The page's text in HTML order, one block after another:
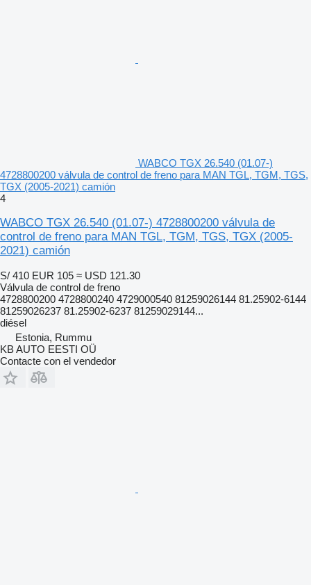
WABCO TGX 26.540 (01.07-)
4728800200 válvula de control de freno para MAN TGL, TGM, TGS,
TGX (2005-2021) camión
4
WABCO TGX 26.540 (01.07-) 4728800200 válvula de
control de freno para MAN TGL, TGM, TGS, TGX (2005-
2021) camión
S/ 410 EUR 105 ≈ USD 121.30
Válvula de control de freno
4728800200 4728800240 4729000540 81259026144 81.25902-6144
81259026237 81.25902-6237 81259029144...
diésel
Estonia, Rummu
KB AUTO EESTI OÜ
Contacte con el vendedor